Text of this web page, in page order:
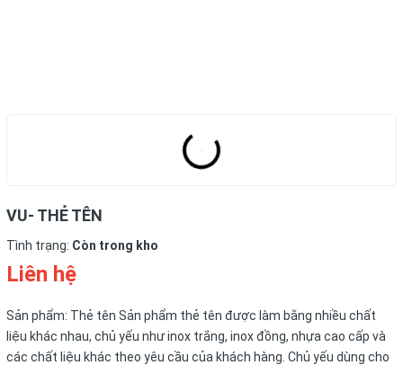
VU- THẺ TÊN
Tình trạng: Còn trong kho
Liên hệ
Sản phẩm: Thẻ tên Sản phẩm thẻ tên được làm bằng nhiều chất
liệu khác nhau, chủ yếu như inox trắng, inox đồng, nhựa cao cấp và
các chất liệu khác theo yêu cầu của khách hàng. Chủ yếu dùng cho